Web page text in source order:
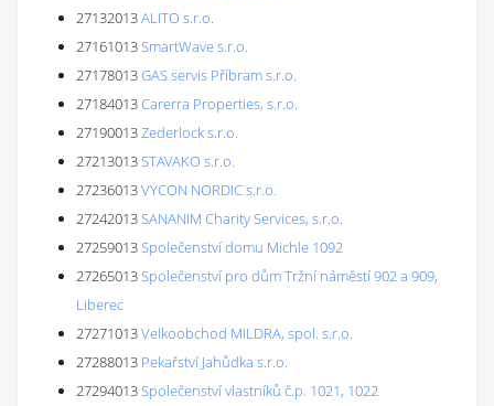
27132013ALITO s.r.o.
27161013SmartWave s.r.o.
27178013GAS servis Příbram s.r.o.
27184013Carerra Properties, s.r.o.
27190013Zederlock s.r.o.
27213013STAVAKO s.r.o.
27236013VYCON NORDIC s.r.o.
27242013SANANIM Charity Services, s.r.o.
27259013Společenství domu Michle 1092
27265013Společenství pro dům Tržní náměstí 902 a 909,
Liberec
27271013Velkoobchod MILDRA, spol. s.r.o.
27288013 Pekařství Jahůdka s.r.o.
27294013Společenství vlastníků č.p. 1021, 1022